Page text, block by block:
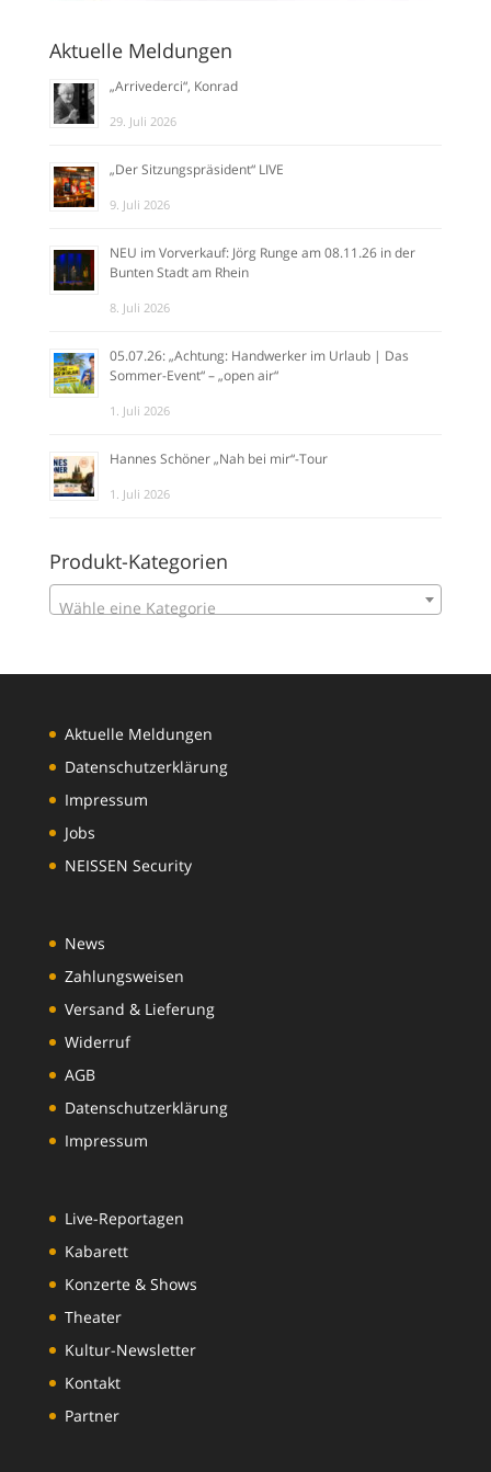
Aktuelle Meldungen
„Arrivederci“, Konrad
29. Juli 2026
„Der Sitzungspräsident“ LIVE
9. Juli 2026
NEU im Vorverkauf: Jörg Runge am 08.11.26 in der
Bunten Stadt am Rhein
8. Juli 2026
05.07.26: „Achtung: Handwerker im Urlaub | Das
Sommer-Event“ – „open air“
1. Juli 2026
Hannes Schöner „Nah bei mir“-Tour
1. Juli 2026
Produkt-Kategorien
Wähle eine Kategorie
Aktuelle Meldungen
Datenschutzerklärung
Impressum
Jobs
NEISSEN Security
News
Zahlungsweisen
Versand & Lieferung
Widerruf
AGB
Datenschutzerklärung
Impressum
Live-Reportagen
Kabarett
Konzerte & Shows
Theater
Kultur-Newsletter
Kontakt
Partner